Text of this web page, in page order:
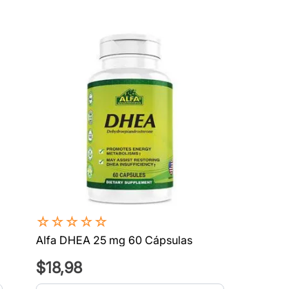
☆☆☆☆☆
Alfa DHEA 25 mg 60 Cápsulas
$18,98